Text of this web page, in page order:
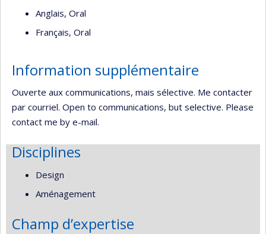
Anglais, Oral
Français, Oral
Information supplémentaire
Ouverte aux communications, mais sélective. Me contacter
par courriel. Open to communications, but selective. Please
contact me by e-mail.
Disciplines
Design
Aménagement
Champ d’expertise